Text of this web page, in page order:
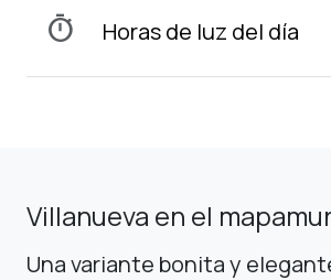
timer Horas de luz del día
Villanueva en el
Una variante bonita y